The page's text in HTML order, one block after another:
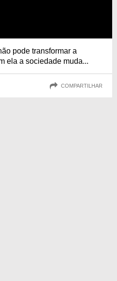
pode transformar a
ela a sociedade muda...
COMPARTILHAR